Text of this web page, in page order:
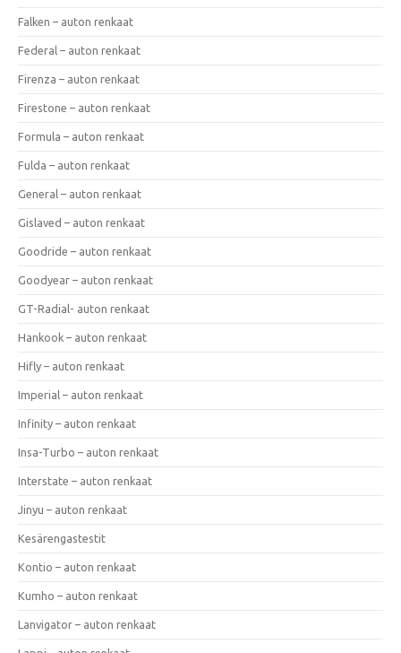
Falken – auton renkaat
Federal – auton renkaat
Firenza – auton renkaat
Firestone – auton renkaat
Formula – auton renkaat
Fulda – auton renkaat
General – auton renkaat
Gislaved – auton renkaat
Goodride – auton renkaat
Goodyear – auton renkaat
GT-Radial- auton renkaat
Hankook – auton renkaat
Hifly – auton renkaat
Imperial – auton renkaat
Infinity – auton renkaat
Insa-Turbo – auton renkaat
Interstate – auton renkaat
Jinyu – auton renkaat
Kesärengastestit
Kontio – auton renkaat
Kumho – auton renkaat
Lanvigator – auton renkaat